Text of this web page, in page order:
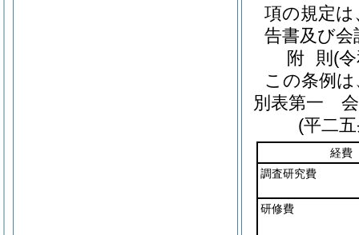
項の規定は
告書及び
附 則 (
この条例
別表第一 会
(平二
経費
調査研究費
研修費